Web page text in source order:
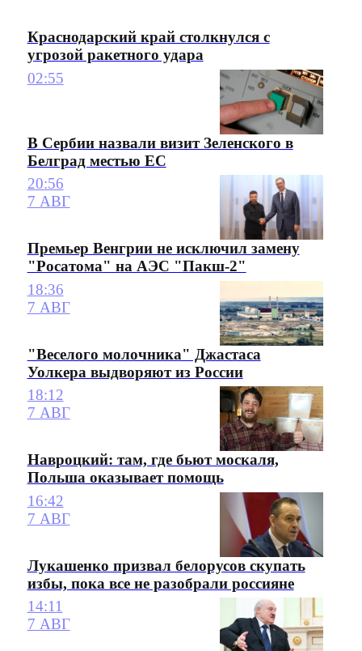
Краснодарский край столкнулся с
угрозой ракетного удара
02:55
В Сербии назвали визит Зеленского в
Белград местью ЕС
20:56
7 АВГ
Премьер Венгрии не исключил замену
"Росатома" на АЭС "Пакш-2"
18:36
7 АВГ
"Веселого молочника" Джастаса
Уолкера выдворяют из России
18:12
7 АВГ
Навроцкий: там, где бьют москаля,
Польша оказывает помощь
16:42
7 АВГ
Лукашенко призвал белорусов скупать
избы, пока все не разобрали россияне
14:11
7 АВГ